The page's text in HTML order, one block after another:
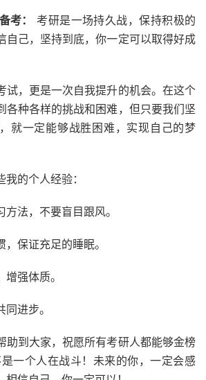
考：
考研是一场持久战，保持积极的
自己，坚持到底，你一定可以取得好成
试，更是一次自我提升的机会。在这个
各种各样的挑战和困难，但只要我们坚
就一定能够战胜困难，实现自己的梦
的个人经验：
法，不要盲目跟风。
保证充足的睡眠。
强体质。
进步。
助到大家，祝愿所有考研人都能够金榜
一个人在战斗！未来的你，一定会感